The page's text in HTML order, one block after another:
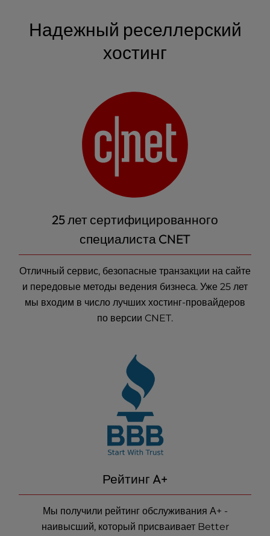
Надежный реселлерский
хостинг
25 лет сертифицированного
специалиста CNET
Отличный сервис, безопасные транзакции на сайте
и передовые методы ведения бизнеса. Уже 25 лет
мы входим в число лучших хостинг-провайдеров
по версии CNET.
Рейтинг A+
Мы получили рейтинг обслуживания А+ -
наивысший, который присваивает Better